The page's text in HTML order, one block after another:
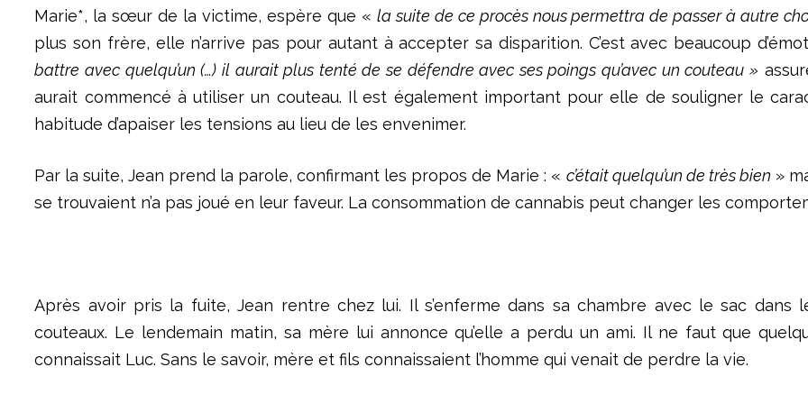
Marie*, la sœur de la victime, espère que « la suite de ce procès nous permettra de passer à autre
plus son frère, elle n’arrive pas pour autant à accepter sa disparition. C’est avec beaucoup
battre avec quelqu’un (…) il aurait plus tenté de se défendre avec ses poings qu’avec un couteau »
aurait commencé à utiliser un couteau. Il est également important pour elle de souligner le
habitude d’apaiser les tensions au lieu de les envenimer.
Par la suite, Jean prend la parole, confirmant les propos de Marie : « c’était quelqu’un de très bien »
se trouvaient n’a pas joué en leur faveur. La consommation de cannabis peut changer les
Après avoir pris la fuite, Jean rentre chez lui. Il s’enferme dans sa chambre avec le sac
couteaux. Le lendemain matin, sa mère lui annonce qu’elle a perdu un ami. Il ne faut que
connaissait Luc. Sans le savoir, mère et fils connaissaient l’homme qui venait de perdre la vie.